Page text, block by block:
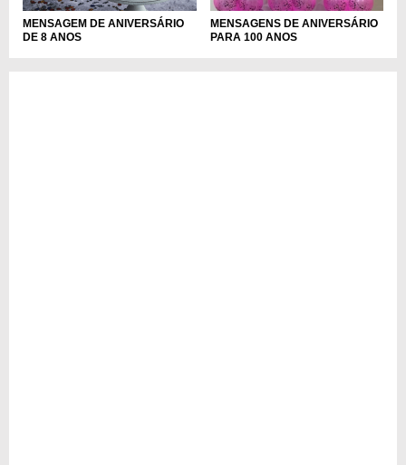
MENSAGEM DE ANIVERSÁRIO
DE 8 ANOS
MENSAGENS DE ANIVERSÁRIO
PARA 100 ANOS